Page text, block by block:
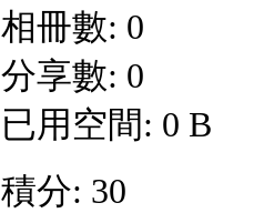
相冊數: 0
分享數: 0
已用空間: 0 B
積分: 30